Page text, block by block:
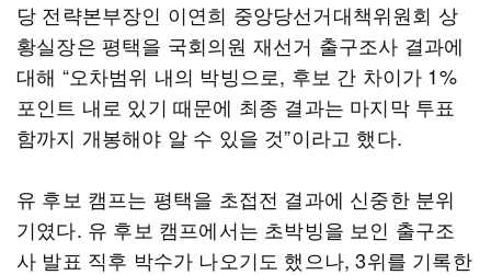
당 전략본부장인 이연희 중앙당선거대책위원회 상
황실장은 평택을 국회의원 재선거 출구조사 결과에
대해 “오차범위 내의 박빙으로, 후보 간 차이가 1%
포인트 내로 있기 때문에 최종 결과는 마지막 투표
함까지 개봉해야 알 수 있을 것”이라고 했다.
유 후보 캠프는 평택을 초접전 결과에 신중한 분위
기였다. 유 후보 캠프에서는 초박빙을 보인 출구조
사 발표 직후 박수가 나오기도 했으나, 3위를 기록한